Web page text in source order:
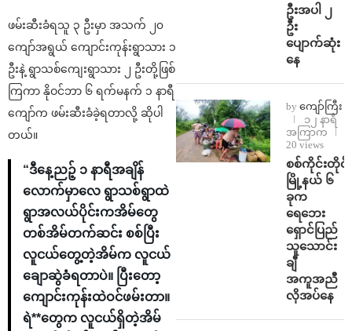
ဖမ်းဆီးခံရသူ ၃ ဦးမှာ အသက် ၂၀
ကျော်အရွယ် ကျောင်းကုန်းရွာသား ၁
ဦးနဲ့ ရွာသစ်ကျေးရွာသား ၂ ဦးတို့ဖြစ်
ကြကာ နိုဝင်ဘာ ၆ ရက်မနက် ၁ နာရီ
ကျော်က ဖမ်းဆီးခံခဲ့ရတာလို့ ဆိုပါ
တယ်။
“ဒီနေ့ညဉ့် ၁ နာရီအချိန်
လောက်မှာလေ ရွာသစ်ရွာထဲ
ရွာအလယ်ပိုင်းကအိမ်တွေ
တစ်အိမ်တက်ဆင်း စစ်ပြီး
လူငယ်တွေ့တဲ့အိမ်က လူငယ်
ချောဆွဲခံရတာပဲ။ ပြီးတော့
ကျောင်းကုန်းထဲဝင်ဖမ်းတာ။
ရဲ**တွေက လူငယ်ရှိတဲ့အိမ်
ဦးအပါ ၂
ဦး
ပျောက်ဆုံး
နေ
by ကျော်ကြီး
၁၂ နာရီ
အကြာက
20 views
စစ်ကိုင်းတိုင်း
မြို့နယ် ၆
ခုက
ရေဘေး
ရှောင်ပြည်
သူသောင်း
ချီ
အကူအညီ
လိုအပ်နေ